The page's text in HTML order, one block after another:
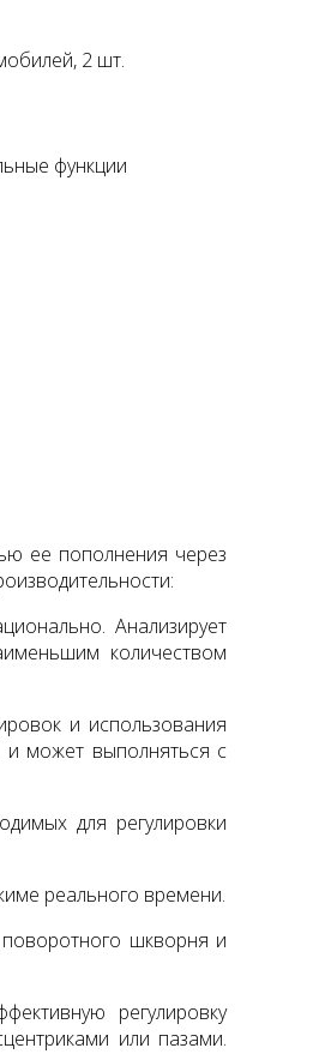
2 шт.
функции
ее пополнения через
Анализирует
количеством
и использования
и может выполняться с
для регулировки
реального времени.
шкворня и
регулировку
или пазами.